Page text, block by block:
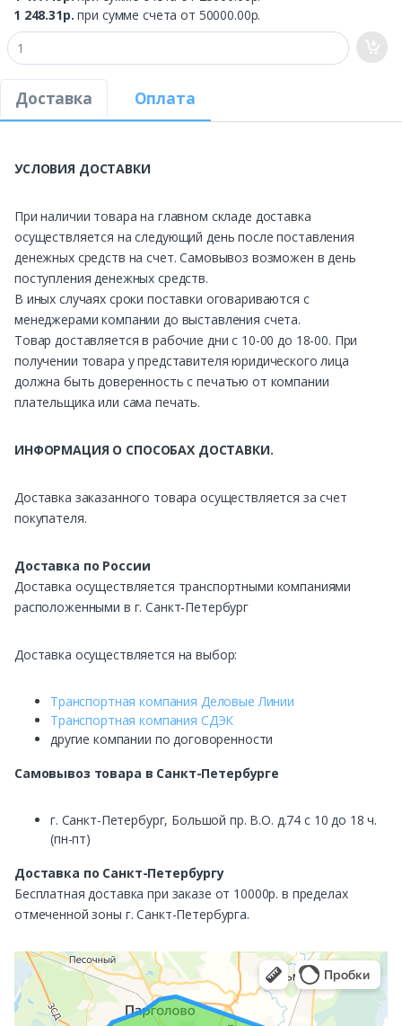
1 248.31р.при сумме счета от 50000.00р.
Доставка Оплата
УСЛОВИЯ ДОСТАВКИ
При наличии товара на главном складе доставка
осуществляется на следующий день после поставления
денежных средств на счет. Самовывоз возможен в день
поступления денежных средств.
В иных случаях сроки поставки оговариваются с
менеджерами компании до выставления счета.
Товар доставляется в рабочие дни с 10-00 до 18-00. При
получении товара у представителя юридического лица
должна быть доверенность с печатью от компании
плательщика или сама печать.
ИНФОРМАЦИЯ О СПОСОБАХ ДОСТАВКИ.
Доставка заказанного товара осуществляется за счет
покупателя.
Доставка по России
Доставка осуществляется транспортными компаниями
расположенными в г. Санкт-Петербург
Доставка осуществляется на выбор:
Транспортная компания Деловые Линии
Транспортная компания СДЭК
другие компании по договоренности
Самовывоз товара в Санкт-Петербурге
г. Санкт-Петербург, Большой пр. В.О. д.74 с 10 до 18 ч.
(пн-пт)
Доставка по Санкт-Петербургу
Бесплатная доставка при заказе от 10000р. в пределах
отмеченной зоны г. Санкт-Петербурга.